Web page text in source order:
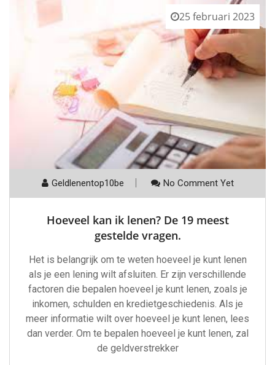
25 februari 2023
Geldlenentop10be No Comment Yet
Hoeveel kan ik lenen? De 19 meest
gestelde vragen.
Het is belangrijk om te weten hoeveel je kunt lenen
als je een lening wilt afsluiten. Er zijn verschillende
factoren die bepalen hoeveel je kunt lenen, zoals je
inkomen, schulden en kredietgeschiedenis. Als je
meer informatie wilt over hoeveel je kunt lenen, lees
dan verder. Om te bepalen hoeveel je kunt lenen, zal
de geldverstrekker